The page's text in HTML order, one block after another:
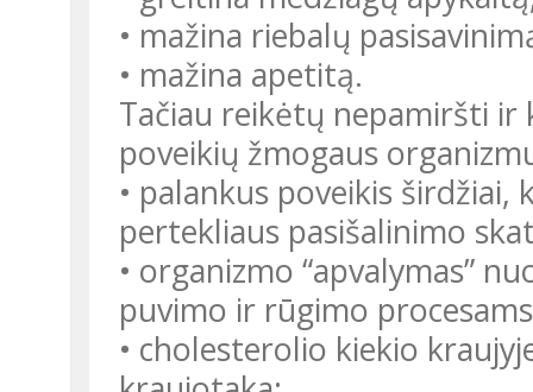
• mažina riebalų
• mažina apetitą.
Tačiau reikėtų nepamiršti
poveikių žmogaus
• palankus poveikis
pertekliaus pasišalinimo
• organizmo “apvalymas”
puvimo ir rūgimo
• cholesterolio kiekio